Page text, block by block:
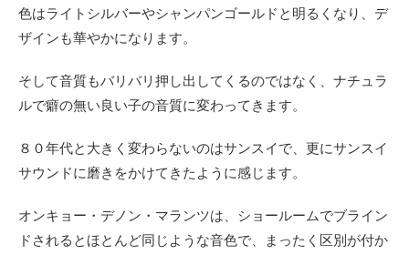
色はライトシルバーやシャンパンゴールドと明るくなり、デ
ザインも華やかになります。
そして音質もバリバリ押し出してくるのではなく、ナチュラ
ルで癖の無い良い子の音質に変わってきます。
８０年代と大きく変わらないのはサンスイで、更にサンスイ
サウンドに磨きをかけてきたように感じます。
オンキョー・デノン・マランツは、ショールームでブライン
ドされるとほとんど同じような音色で、まったく区別が付か